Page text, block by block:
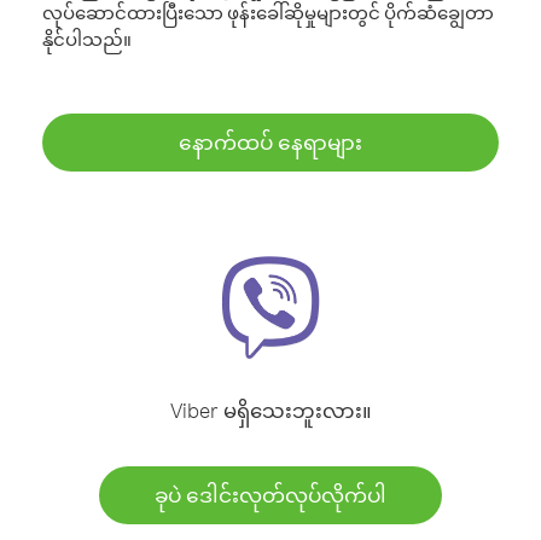
လုပ်ဆောင်ထားပြီးသော ဖုန်းခေါ်ဆိုမှုများတွင် ပိုက်ဆံချွေတာ
နိုင်ပါသည်။
နောက်ထပ် နေရာများ
Viber မရှိသေးဘူးလား။
ခုပဲ ဒေါင်းလုတ်လုပ်လိုက်ပါ